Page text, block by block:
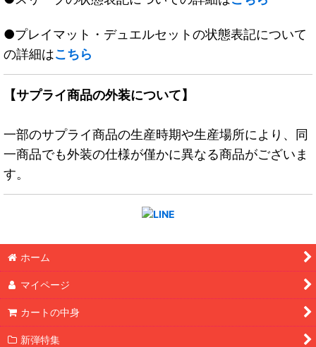
●プレイマット・デュエルセットの状態表記について
の詳細はこちら
【サプライ商品の外装について】
一部のサプライ商品の生産時期や生産場所により、同
一商品でも外装の仕様が僅かに異なる商品がございま
す。
ホーム
マイページ
カートの中身
新弾特集